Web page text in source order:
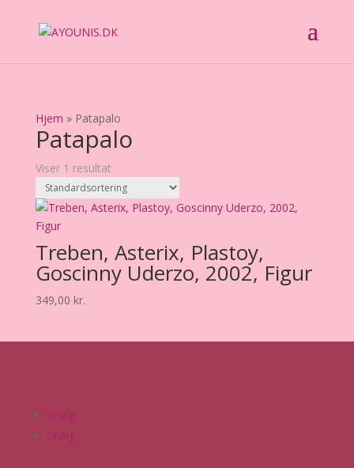
Hjem » Patapalo
Patapalo
Viser 1 resultat
Treben, Asterix, Plastoy,
Goscinny Uderzo, 2002, Figur
349,00 kr.
Følg
Følg